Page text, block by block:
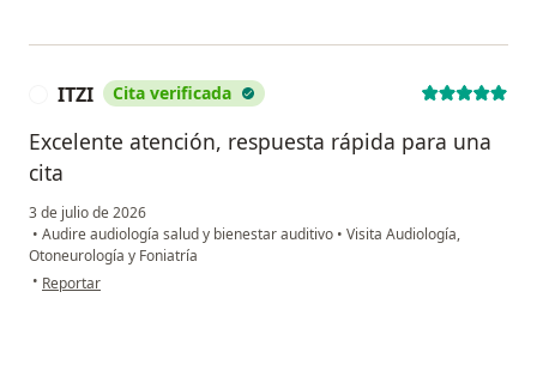
ITZI Cita verificada
Excelente atención, respuesta rápida para una
cita
3 de julio de 2026
• Audire audiología salud y bienestar auditivo • Visita Audiología,
Otoneurología y Foniatría
• en opinión del usuario ITZI
Reportar